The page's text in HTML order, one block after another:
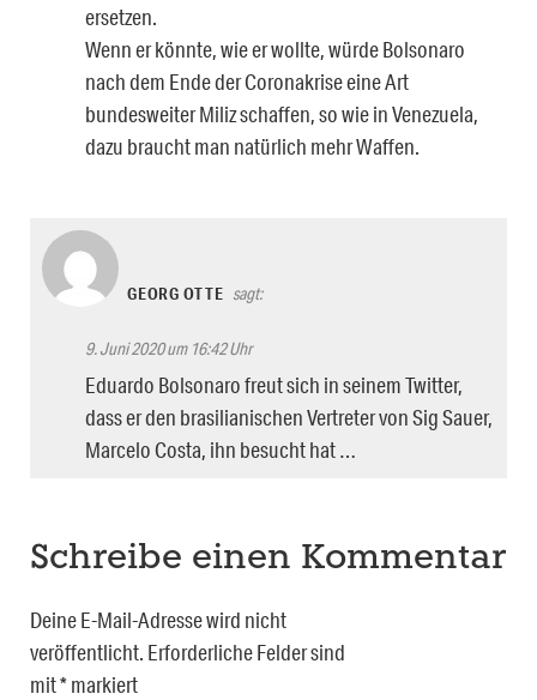
ersetzen.
Wenn er könnte, wie er wollte, würde Bolsonaro
nach dem Ende der Coronakrise eine Art
bundesweiter Miliz schaffen, so wie in Venezuela,
dazu braucht man natürlich mehr Waffen.
GEORG OTTE sagt:
9. Juni 2020 um 16:42 Uhr
Eduardo Bolsonaro freut sich in seinem Twitter,
dass er den brasilianischen Vertreter von Sig Sauer,
Marcelo Costa, ihn besucht hat …
Schreibe einen Kommentar
Deine E-Mail-Adresse wird nicht
veröffentlicht. Erforderliche Felder sind
mit*markiert